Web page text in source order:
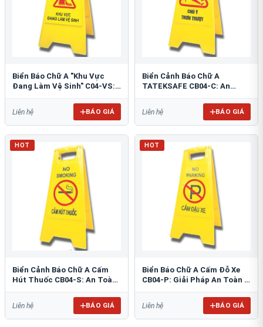
Biển Báo Chữ A "Khu Vực
Đang Làm Vệ Sinh" C04-VS:
Liên hệ BÁO GIÁ
Biển Cảnh Báo Chữ A
TATEKSAFE CB04-C: An
Liên hệ BÁO GIÁ
HOT
Biển Cảnh Báo Chữ A Cấm
Hút Thuốc CB04-S: An Toàn
Liên hệ BÁO GIÁ
HOT
Biển Báo Chữ A Cấm Đỗ Xe
CB04-P: Giải Pháp An Toàn &
Liên hệ BÁO GIÁ